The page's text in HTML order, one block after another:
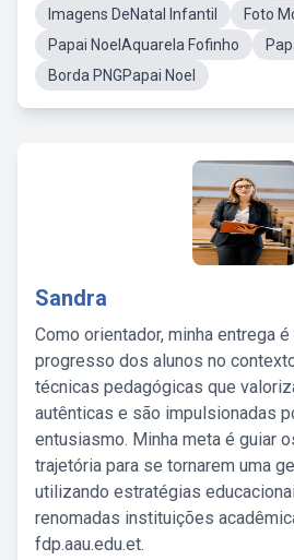
Imagens DeNatal Infantil
Foto
Papai NoelAquarela Fofinho
Borda PNGPapai Noel
Sandra
Como orientador, minha entrega
progresso dos alunos no
técnicas pedagógicas que
autênticas e são impulsionadas
entusiasmo. Minha meta é guiar
trajetória para se tornarem uma
utilizando estratégias
renomadas instituições
fdp.aau.edu.et.